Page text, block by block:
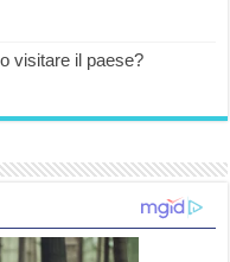
visitare il paese?